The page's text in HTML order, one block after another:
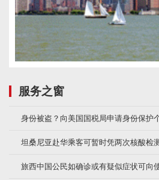
服务之窗
身份被盗？向美国国税局申请身份保护
坦桑尼亚赴华乘客可暂时凭两次核酸检
旅西中国公民如确诊或有疑似症状可向